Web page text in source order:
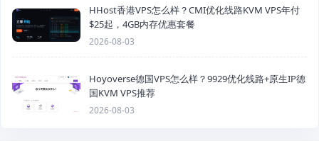
HHost香港VPS怎么样？CMI优化线路KVM VPS年付
$25起，4GB内存优惠套餐
2026-08-03
Hoyoverse德国VPS怎么样？9929优化线路+原生IP德
国KVM VPS推荐
2026-08-03